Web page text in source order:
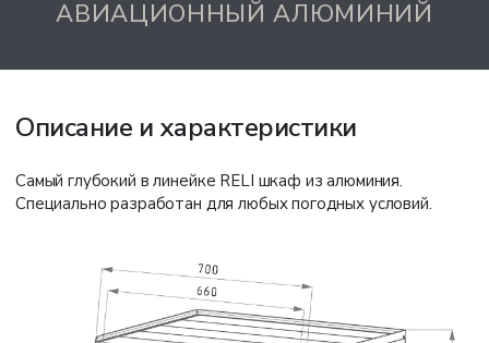
АВИАЦИОННЫЙ АЛЮМИНИЙ
Описание и характеристики
Самый глубокий в линейке RELI шкаф из алюминия.
Специально разработан для любых погодных условий.